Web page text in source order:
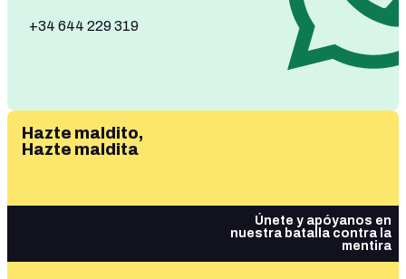
+34 644 229 319
Hazte maldito,
Hazte maldita
Únete y apóyanos en
nuestra batalla contra la
mentira